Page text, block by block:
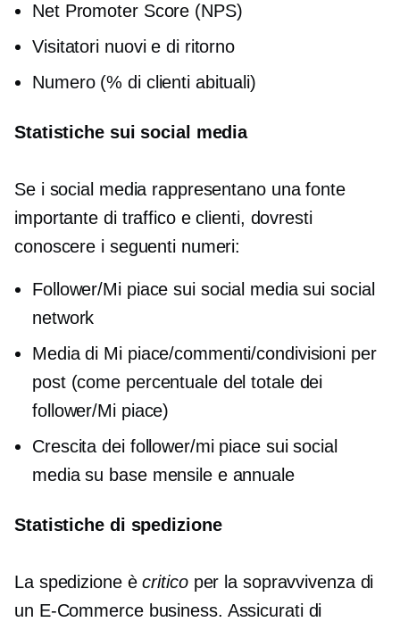
Net Promoter Score (NPS)
Visitatori nuovi e di ritorno
Numero (% di clienti abituali)
Statistiche sui social media
Se i social media rappresentano una fonte
importante di traffico e clienti, dovresti
conoscere i seguenti numeri:
Follower/Mi piace sui social media sui social
network
Media di Mi piace/commenti/condivisioni per
post (come percentuale del totale dei
follower/Mi piace)
Crescita dei follower/mi piace sui social
media su base mensile e annuale
Statistiche di spedizione
La spedizione ècritico per la sopravvivenza di
un E-Commercebusiness. Assicurati di